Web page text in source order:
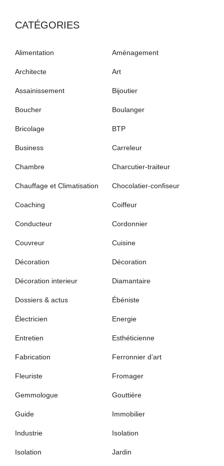
CATÉGORIES
Alimentation Aménagement
Architecte Art
Assainissement Bijoutier
Boucher Boulanger
Bricolage BTP
Business Carreleur
Chambre Charcutier-traiteur
Chauffage et Climatisation Chocolatier-confiseur
Coaching Coiffeur
Conducteur Cordonnier
Couvreur Cuisine
Décoration Décoration
Décoration interieur Diamantaire
Dossiers & actus Ébéniste
Électricien Energie
Entretien Esthéticienne
Fabrication Ferronnier d’art
Fleuriste Fromager
Gemmologue Gouttière
Guide Immobilier
Industrie Isolation
Isolation Jardin